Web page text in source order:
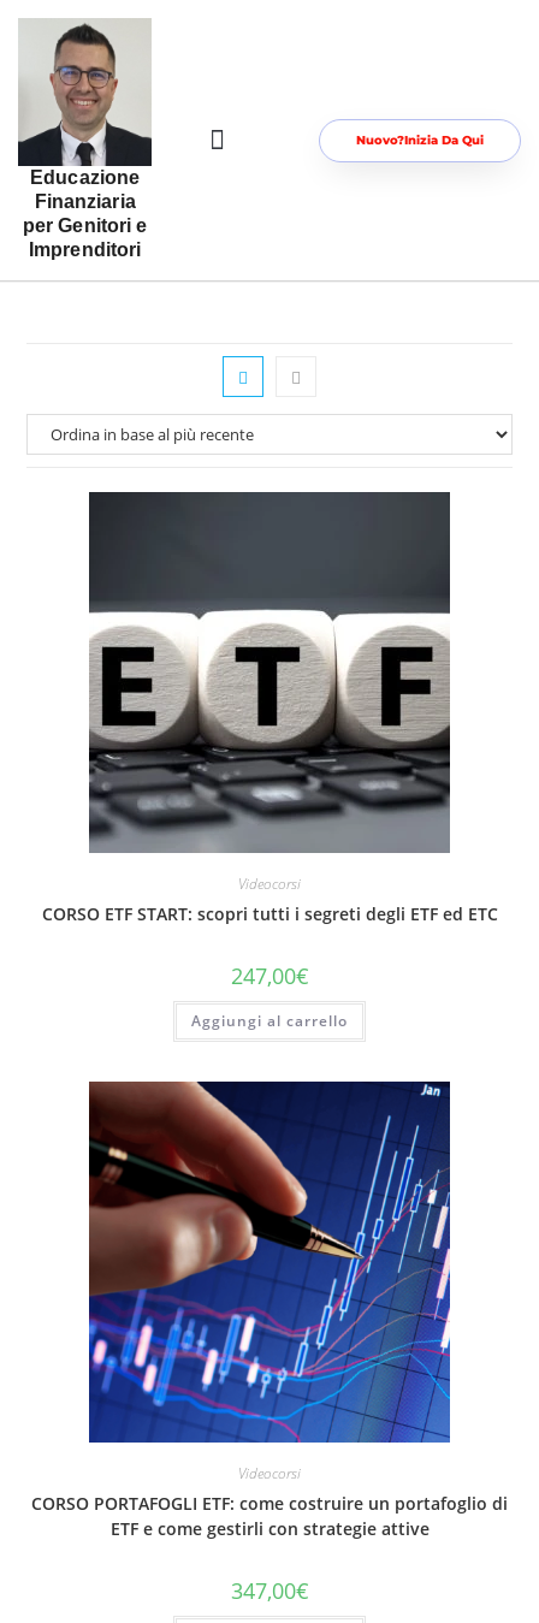
Educazione
Finanziaria
per Genitori e
Imprenditori
Nuovo?Inizia Da Qui
Videocorsi
CORSO ETF START: scopri tutti i segreti degli ETF ed ETC
247,00€
Aggiungi al carrello
Videocorsi
CORSO PORTAFOGLI ETF: come costruire un portafoglio di
ETF e come gestirli con strategie attive
347,00€